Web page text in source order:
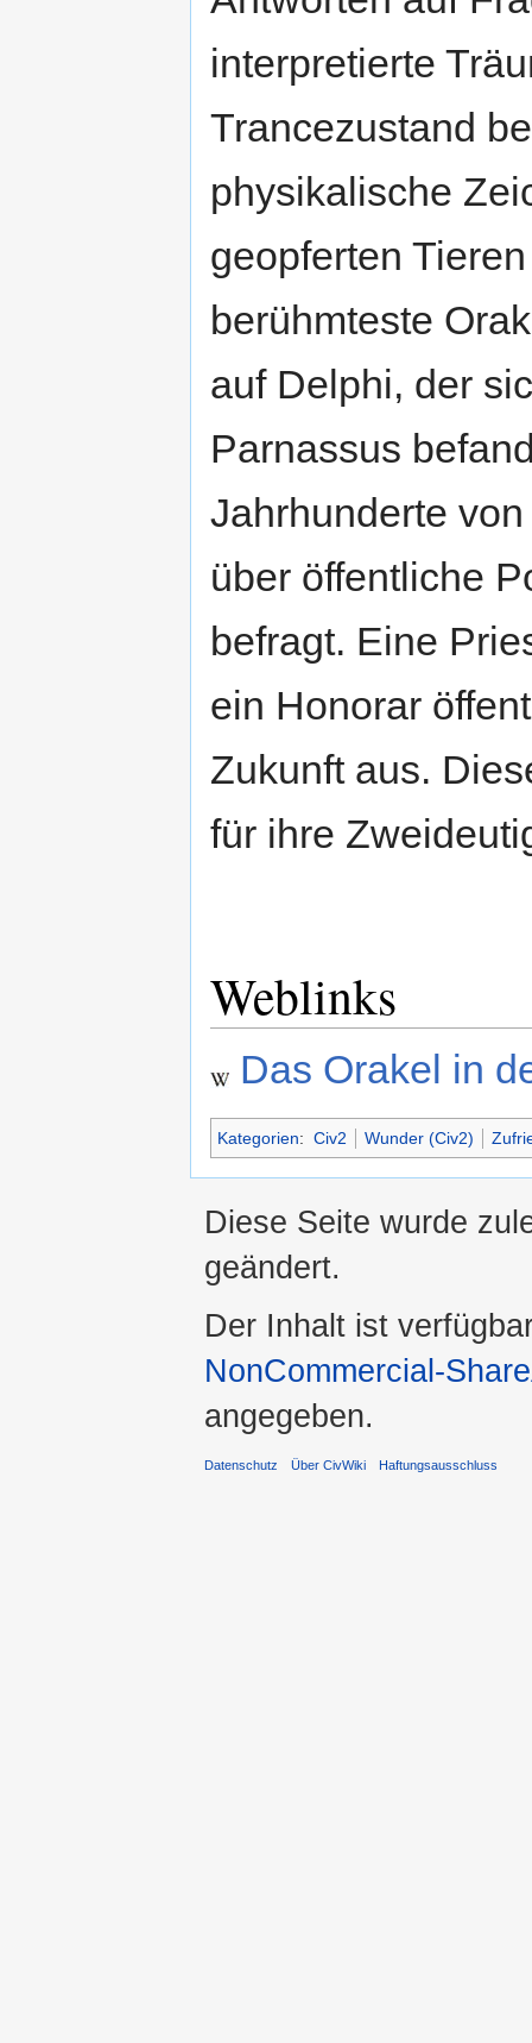
interpretierte
Trancezustand
physikalische
geopferten
berühmteste
auf Delphi, der
Parnassus
Jahrhunderte
über öffentliche
befragt. Eine
ein Honorar
Zukunft aus.
für ihre
Weblinks
Das Orakel in
Kategorien: Civ2 Wunder (Civ2)
Diese Seite wurde
geändert.
Der Inhalt ist
NonCommercial-
angegeben.
Datenschutz Über CivWiki Haftungsausschluss